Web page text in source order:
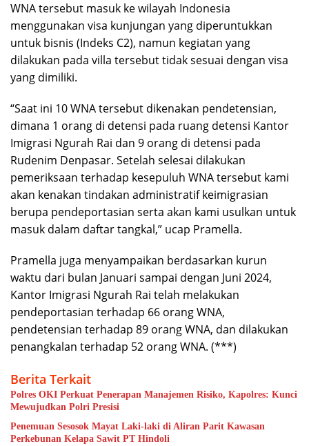
WNA tersebut masuk ke wilayah Indonesia
menggunakan visa kunjungan yang diperuntukkan
untuk bisnis (Indeks C2), namun kegiatan yang
dilakukan pada villa tersebut tidak sesuai dengan visa
yang dimiliki.
“Saat ini 10 WNA tersebut dikenakan pendetensian,
dimana 1 orang di detensi pada ruang detensi Kantor
Imigrasi Ngurah Rai dan 9 orang di detensi pada
Rudenim Denpasar. Setelah selesai dilakukan
pemeriksaan terhadap kesepuluh WNA tersebut kami
akan kenakan tindakan administratif keimigrasian
berupa pendeportasian serta akan kami usulkan untuk
masuk dalam daftar tangkal,” ucap Pramella.
Pramella juga menyampaikan berdasarkan kurun
waktu dari bulan Januari sampai dengan Juni 2024,
Kantor Imigrasi Ngurah Rai telah melakukan
pendeportasian terhadap 66 orang WNA,
pendetensian terhadap 89 orang WNA, dan dilakukan
penangkalan terhadap 52 orang WNA. (***)
Berita Terkait
Polres OKI Perkuat Penerapan Manajemen Risiko, Kapolres: Kunci
Mewujudkan Polri Presisi
Penemuan Sesosok Mayat Laki-laki di Aliran Parit Kawasan
Perkebunan Kelapa Sawit PT Hindoli